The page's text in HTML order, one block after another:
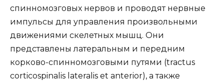
спинномозговых нервов и проводят нервные
импульсы для управления произвольными
движениями скелетных мышц. Они
представлены латеральным и передним
корково-спинномозговыми путями (tractus
corticospinalis lateralis et anterior), а также